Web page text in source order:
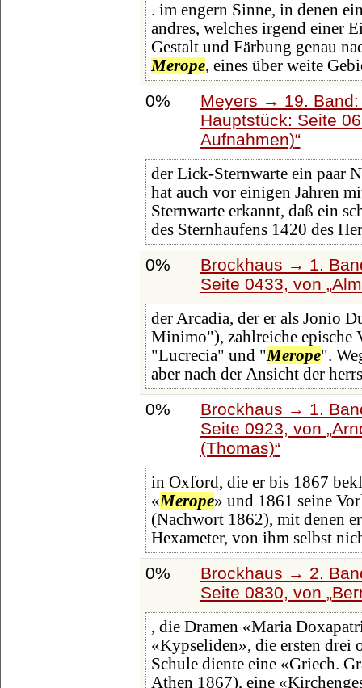
. im engern Sinne, in denen
andres, welches irgend einer
Gestalt und Färbung genau
Merope, eines über weite
0%
Meyers → 19.
Hauptstück: Seite
Aufnahmen)
der Lick-Sternwarte ein paar
hat auch vor einigen Jahren
Sternwarte erkannt, daß ein
des Sternhaufens 1420 des
0%
Brockhaus → 1.
Seite 0433, von
der Arcadia, der er als Jonio
Minimo"), zahlreiche epische
"Lucrecia" und "Merope".
aber nach der Ansicht der
0%
Brockhaus → 1.
Seite 0923, von
(Thomas)
in Oxford, die er bis 1867
«Merope» und 1861 seine
(Nachwort 1862), mit denen
Hexameter, von ihm selbst
0%
Brockhaus → 2.
Seite 0830, von
, die Dramen «Maria
«Kypseliden», die ersten drei
Schule diente eine «Griech.
Athen 1867), eine